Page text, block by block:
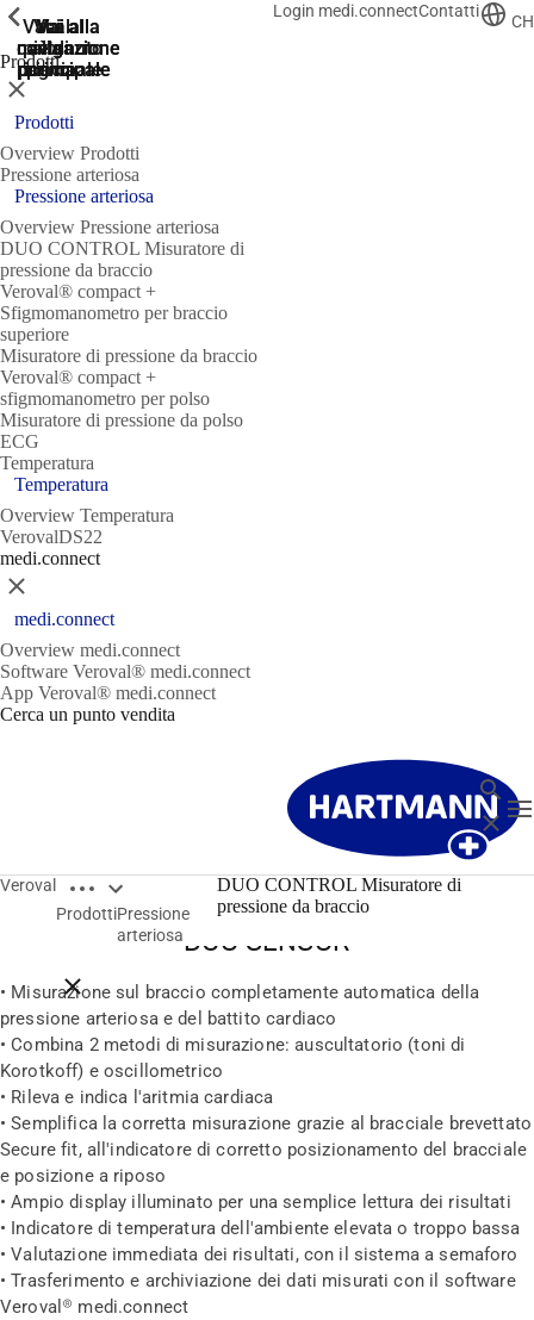
Vai
alla
ricerca
Vai alla
navigazione
principale
Vai alla
navigazione
principale
Vai al
contenuto
principale
Vai al
piè di
pagina
Login medi.connectContatti
CH
Prodotti
ShowPrevious
Chiudere
Prodotti
Overview Prodotti
Pressione arteriosa
ShowPrevious
Pressione arteriosa
Overview Pressione arteriosa
DUO CONTROL Misuratore di
pressione da braccio
Veroval® compact +
Sfigmomanometro per braccio
superiore
Misuratore di pressione da braccio
Veroval® compact +
sfigmomanometro per polso
Misuratore di pressione da polso
ECG
Temperatura
ShowPrevious
Temperatura
Overview Temperatura
VerovalDS22
medi.connect
ShowPrevious
Chiudere
medi.connect
Overview medi.connect
Software Veroval® medi.connect
App Veroval® medi.connect
Cerca un punto vendita
Ricerca
Veroval Open breadcrumbs
Close breadcrumbs
ProdottiPressione
arteriosa
DUO CONTROL Misuratore di
pressione da braccio
Misurazione affidabile grazie alla tecnologia
DUO SENSOR
• Misurazione sul braccio completamente automatica della
pressione arteriosa e del battito cardiaco
• Combina 2 metodi di misurazione: auscultatorio (toni di
Korotkoff) e oscillometrico
• Rileva e indica l'aritmia cardiaca
• Semplifica la corretta misurazione grazie al bracciale brevettato
Secure fit, all'indicatore di corretto posizionamento del bracciale
e posizione a riposo
• Ampio display illuminato per una semplice lettura dei risultati
• Indicatore di temperatura dell'ambiente elevata o troppo bassa
• Valutazione immediata dei risultati, con il sistema a semaforo
• Trasferimento e archiviazione dei dati misurati con il software
Veroval® medi.connect